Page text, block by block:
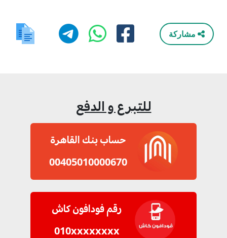
مشاركة
للتبرع و الدفع
حساب بنك القاهرة
00405010000670
رقم فودافون كاش
010xxxxxxxx